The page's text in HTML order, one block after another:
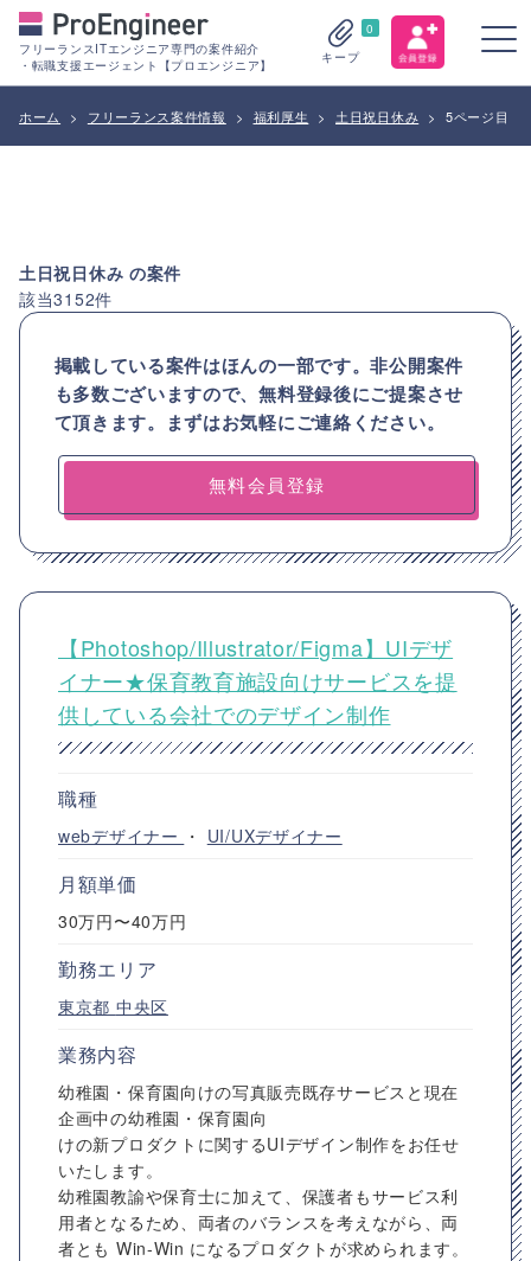
フリーランスITエンジニア専門の案件紹介
・転職支援エージェント【プロエンジニア】
0
キープ
ホーム > フリーランス案件情報 > 福利厚生 > 土日祝日休み > 5ページ目
土日祝日休み の案件
該当3152件
掲載している案件はほんの一部です。非公開案件
も多数ございますので、無料登録後にご提案させ
て頂きます。まずはお気軽にご連絡ください。
無料会員登録
【Photoshop/Illustrator/Figma】UIデザ
イナー★保育教育施設向けサービスを提
供している会社でのデザイン制作
職種
webデザイナー ・ UI/UXデザイナー
月額単価
30万円〜40万円
勤務エリア
東京都 中央区
業務内容
幼稚園・保育園向けの写真販売既存サービスと現在
企画中の幼稚園・保育園向
けの新プロダクトに関するUIデザイン制作をお任せ
いたします。
幼稚園教諭や保育士に加えて、保護者もサービス利
用者となるため、両者のバランスを考えながら、両
者とも Win-Win になるプロダクトが求められます。